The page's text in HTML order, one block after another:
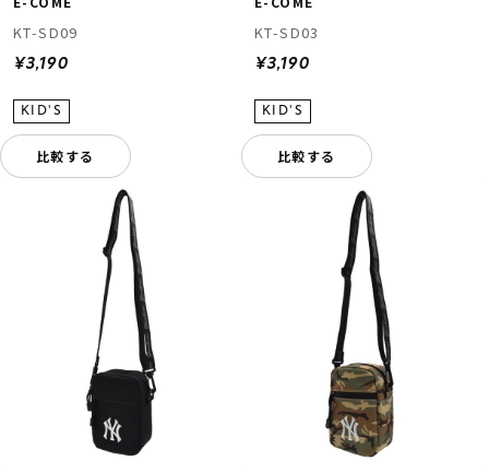
KT-SD09
¥3,190
比較する
KT-SD03
¥3,190
比較する